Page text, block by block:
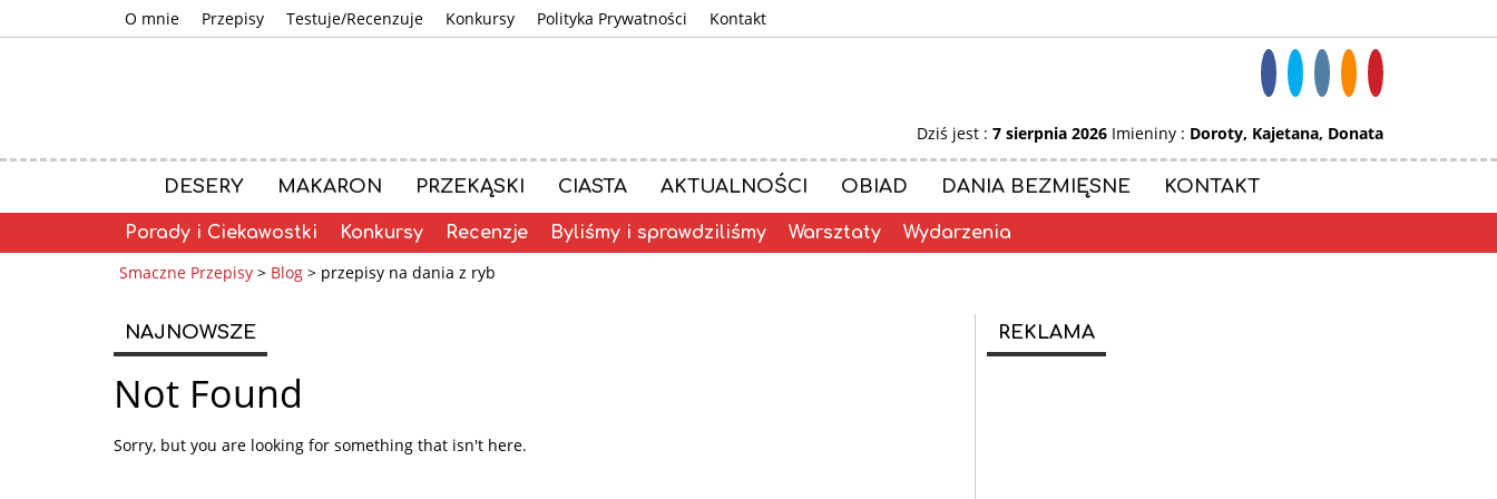
O mnie Przepisy Testuje/Recenzuje Konkursy Polityka Prywatności Kontakt
Dziś jest : 7 sierpnia 2026 Imieniny : Doroty, Kajetana, Donata
DESERY MAKARON PRZEKĄSKI CIASTA AKTUALNOŚCI OBIAD DANIA BEZMIĘSNE KONTAKT
Porady i Ciekawostki Konkursy Recenzje Byliśmy i sprawdziliśmy Warsztaty Wydarzenia
Smaczne Przepisy > Blog > przepisy na dania z ryb
NAJNOWSZE
Not Found
Sorry, but you are looking for something that isn't here.
REKLAMA